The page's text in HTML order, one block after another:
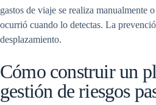
gastos de viaje se realiza manualmente
ocurrió cuando lo detectas. La
desplazamiento.
Cómo construir un
gestión de riesgos